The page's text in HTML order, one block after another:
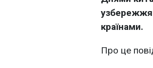
узбережжя
країнами.
Про це